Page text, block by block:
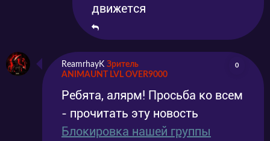
движется
ReamrhayK Зритель
ANIMAUNT LVL OVER9000
0
Ребята, алярм! Просьба ко всем
- прочитать эту новость
Блокировка нашей группы